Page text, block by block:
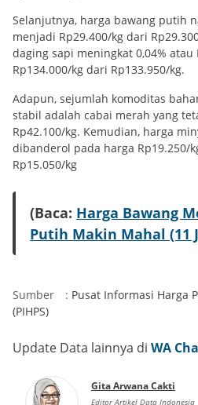
Selanjutnya, harga bawang putih
menjadi Rp29.400/kg dari
daging sapi meningkat 0,04% atau
Rp134.000/kg dari Rp133.950/kg.
Adapun, sejumlah komoditas
stabil adalah cabai merah yang
Rp42.100/kg. Kemudian, harga
dibanderol pada harga Rp19.250/
Rp15.050/kg
(Baca: Harga Bawang
Putih Makin Mahal (11
Sumber : Pusat Informasi Harga
(PIHPS)
Update Data lainnya di WA
Gita Arwana Cakti
Editor Artikel Data Indonesia